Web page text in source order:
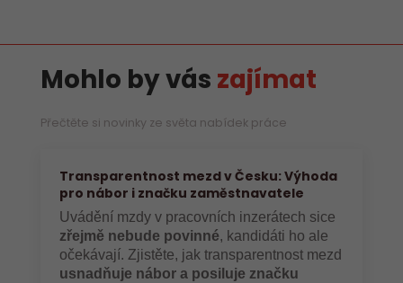
Mohlo by vás zajímat
Přečtěte si novinky ze světa nabídek práce
Transparentnost mezd v Česku: Výhoda
pro nábor i značku zaměstnavatele
Uvádění mzdy v pracovních inzerátech sice
zřejmě nebude povinné, kandidáti ho ale
očekávají. Zjistěte, jak transparentnost mezd
usnadňuje nábor a posiluje značku